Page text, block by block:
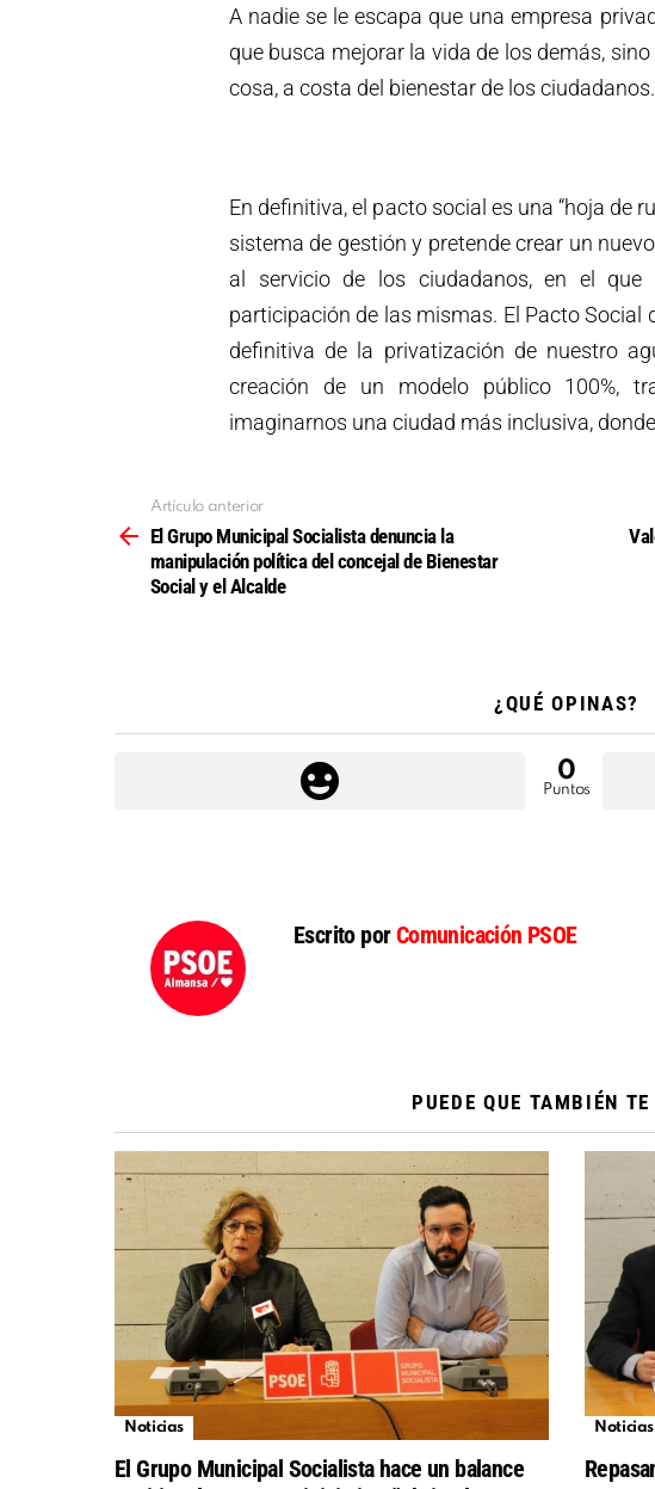
A nadie se le escapa que una empresa
que busca mejorar la vida de los demás,
cosa, a costa del bienestar de los ciudadanos.
En definitiva, el pacto social es una “hoja de
sistema de gestión y pretende crear un
al servicio de los ciudadanos, en el
participación de las mismas. El Pacto Social
definitiva de la privatización de nuestro
creación de un modelo público 100%,
imaginarnos una ciudad más inclusiva,
más
Artículo anterior
El Grupo Municipal Socialista denuncia la
manipulación política del concejal de Bienestar
Social y el Alcalde
¿QUÉ OPINAS?
0
Puntos
Escrito porComunicación PSOE
PUEDE QUE TAMBIÉN TE
Noticias
El Grupo Municipal Socialista hace un balance
Noticias